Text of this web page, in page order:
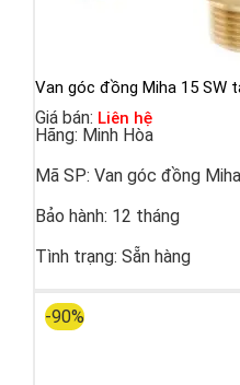
Van góc đồng Miha 15 SW
Giá bán: Liên hệ
Hãng: Minh Hòa
Mã SP: Van góc đồng
Bảo hành: 12 tháng
Tình trạng: Sẵn hàng
-90%